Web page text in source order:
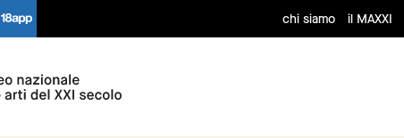
chi siamo il MAXXI